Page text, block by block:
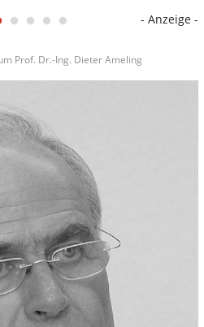
- Anzeige -
Prof. Dr.-Ing. Dieter Ameling